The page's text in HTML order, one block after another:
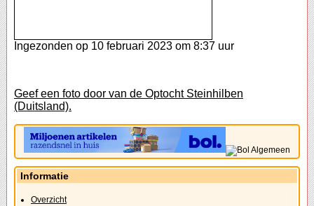
Ingezonden op 10 februari 2023 om 8:37 uur
Geef een foto door van de Optocht Steinhilben
(Duitsland).
Informatie
Overzicht